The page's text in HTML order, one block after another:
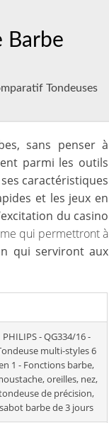
Barbe
Tondeuses
sans penser à
parmi les outils
caractéristiques
et les jeux en
du casino
qui permettront à
qui serviront aux
PHILIPS - QG334/16 -
multi-styles 6
1 - Fonctions barbe,
oreilles, nez,
de précision,
sabot barbe de 3 jours